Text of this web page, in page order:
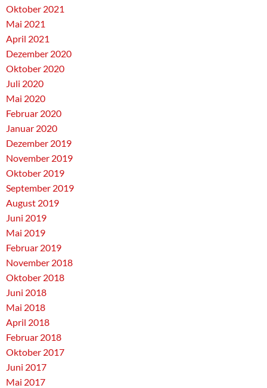
Oktober 2021
Mai 2021
April 2021
Dezember 2020
Oktober 2020
Juli 2020
Mai 2020
Februar 2020
Januar 2020
Dezember 2019
November 2019
Oktober 2019
September 2019
August 2019
Juni 2019
Mai 2019
Februar 2019
November 2018
Oktober 2018
Juni 2018
Mai 2018
April 2018
Februar 2018
Oktober 2017
Juni 2017
Mai 2017